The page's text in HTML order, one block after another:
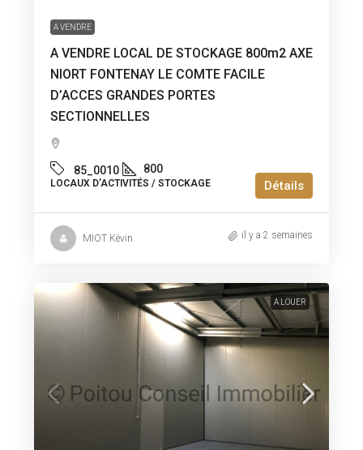
A VENDRE
A VENDRE LOCAL DE STOCKAGE 800m2 AXE
NIORT FONTENAY LE COMTE FACILE
D’ACCES GRANDES PORTES
SECTIONNELLES
85_0010 800
LOCAUX D’ACTIVITÉS / STOCKAGE Détails
MIOT Kévin il y a 2 semaines
A LOUER